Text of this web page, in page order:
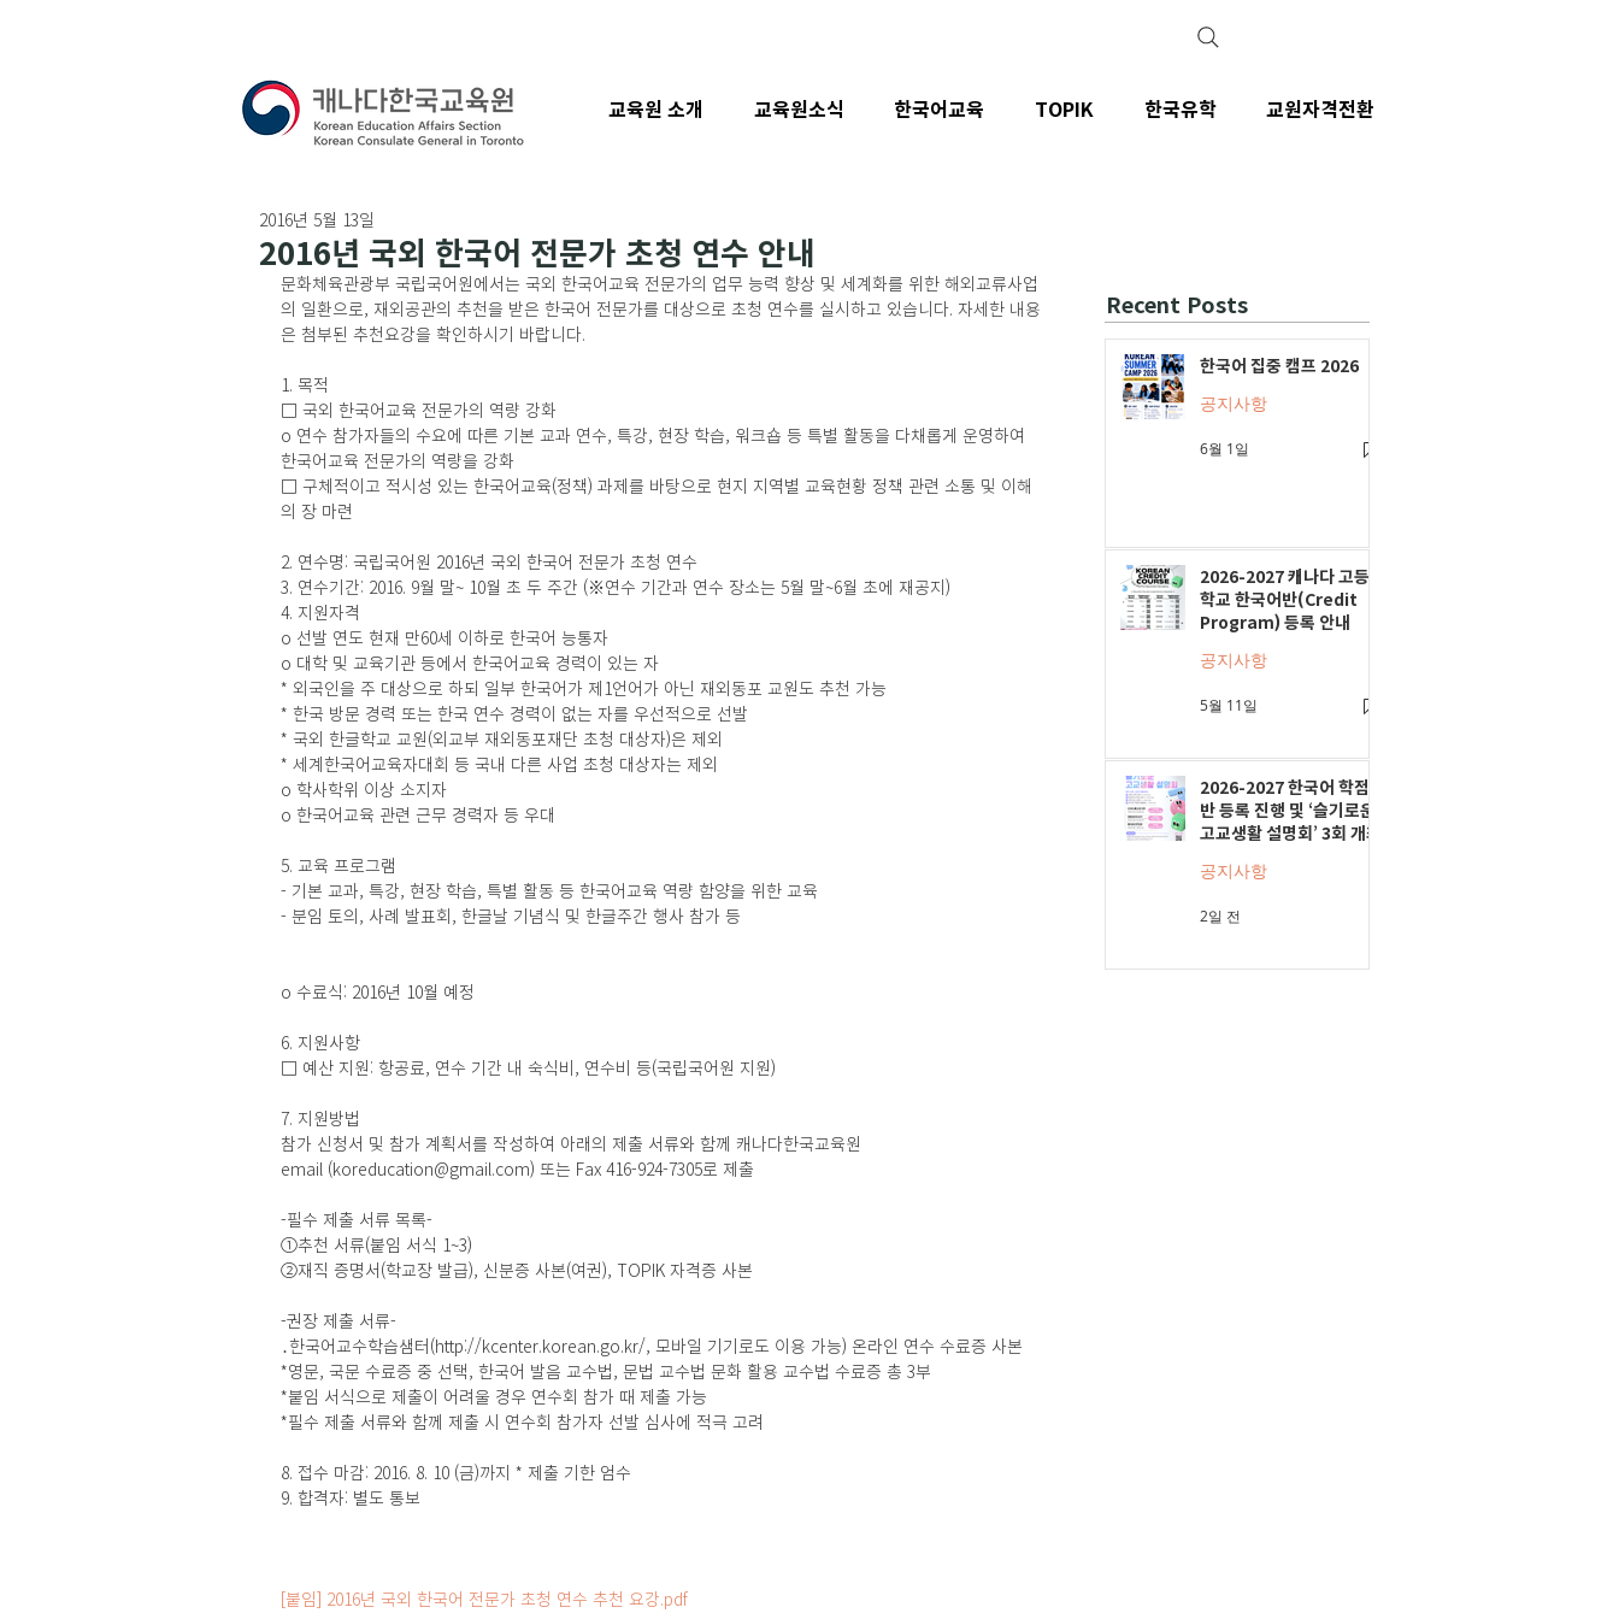
2016년 국외 한국어 전문가 초청 연수 안내
2016년 5월 13일
문화체육관광부 국립국어원에서는 국외 한국어교육 전문가의 업무 능력 향상 및 세계화를 위한 해외교류사업
의 일환으로, 재외공관의 추천을 받은 한국어 전문가를 대상으로 초청 연수를 실시하고 있습니다. 자세한 내용
은 첨부된 추천요강을 확인하시기 바랍니다.
1. 목적
□ 국외 한국어교육 전문가의 역량 강화
o 연수 참가자들의 수요에 따른 기본 교과 연수, 특강, 현장 학습, 워크숍 등 특별 활동을 다채롭게 운영하여
한국어교육 전문가의 역량을 강화
□ 구체적이고 적시성 있는 한국어교육(정책) 과제를 바탕으로 현지 지역별 교육현황 정책 관련 소통 및 이해
의 장 마련
2. 연수명: 국립국어원 2016년 국외 한국어 전문가 초청 연수
3. 연수기간: 2016. 9월 말~ 10월 초 두 주간 (※연수 기간과 연수 장소는 5월 말~6월 초에 재공지)
4. 지원자격
o 선발 연도 현재 만60세 이하로 한국어 능통자
o 대학 및 교육기관 등에서 한국어교육 경력이 있는 자
* 외국인을 주 대상으로 하되 일부 한국어가 제1언어가 아닌 재외동포 교원도 추천 가능
* 한국 방문 경력 또는 한국 연수 경력이 없는 자를 우선적으로 선발
* 국외 한글학교 교원(외교부 재외동포재단 초청 대상자)은 제외
* 세계한국어교육자대회 등 국내 다른 사업 초청 대상자는 제외
o 학사학위 이상 소지자
o 한국어교육 관련 근무 경력자 등 우대
5. 교육 프로그램
- 기본 교과, 특강, 현장 학습, 특별 활동 등 한국어교육 역량 함양을 위한 교육
- 분임 토의, 사례 발표회, 한글날 기념식 및 한글주간 행사 참가 등
o 수료식: 2016년 10월 예정
6. 지원사항
□ 예산 지원: 항공료, 연수 기간 내 숙식비, 연수비 등(국립국어원 지원)
7. 지원방법
참가 신청서 및 참가 계획서를 작성하여 아래의 제출 서류와 함께 캐나다한국교육원
email (koreducation@gmail.com) 또는 Fax 416-924-7305로 제출
-필수 제출 서류 목록-
①추천 서류(붙임 서식 1~3)
②재직 증명서(학교장 발급), 신분증 사본(여권), TOPIK 자격증 사본
-권장 제출 서류-
․한국어교수학습샘터(http://kcenter.korean.go.kr/, 모바일 기기로도 이용 가능) 온라인 연수 수료증 사본
*영문, 국문 수료증 중 선택, 한국어 발음 교수법, 문법 교수법 문화 활용 교수법 수료증 총 3부
*붙임 서식으로 제출이 어려울 경우 연수회 참가 때 제출 가능
*필수 제출 서류와 함께 제출 시 연수회 참가자 선발 심사에 적극 고려
8. 접수 마감: 2016. 8. 10 (금)까지 * 제출 기한 엄수
9. 합격자: 별도 통보
[붙임] 2016년 국외 한국어 전문가 초청 연수 추천 요강.pdf
Recent Posts
한국어 집중 캠프 2026
공지사항
6월 1일
2026-2027 캐나다 고등
학교 한국어반(Credit
Program) 등록 안내
공지사항
5월 11일
2026-2027 한국어 학점
반 등록 진행 및 ‘슬기로운
고교생활 설명회’ 3회 개최
공지사항
2일 전
교육원 소개 교육원소식 한국어교육 TOPIK 한국유학 교원자격전환